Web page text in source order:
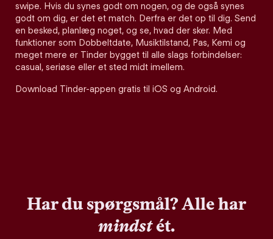
swipe. Hvis du synes godt om nogen, og de også synes
godt om dig, er det et match. Derfra er det op til dig. Send
en besked, planlæg noget, og se, hvad der sker. Med
funktioner som Dobbeltdate, Musiktilstand, Pas, Kemi og
meget mere er Tinder bygget til alle slags forbindelser:
casual, seriøse eller et sted midt imellem.
Download Tinder-appen gratis til iOS og Android.
Har du spørgsmål? Alle har
mindstét.